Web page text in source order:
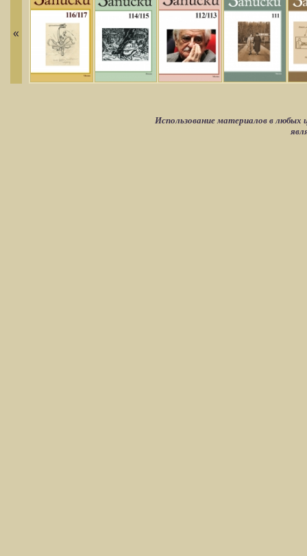
«
Использование материалов в любых